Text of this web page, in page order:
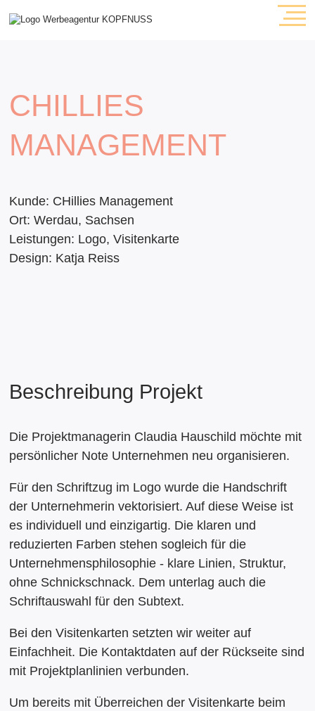
Projekte
Kontakt
CHILLIES
MANAGEMENT
Kunde: CHillies Management
Ort: Werdau, Sachsen
Leistungen: Logo, Visitenkarte
Design: Katja Reiss
Beschreibung Projekt
Die Projektmanagerin Claudia Hauschild möchte mit
persönlicher Note Unternehmen neu organisieren.
Für den Schriftzug im Logo wurde die Handschrift
der Unternehmerin vektorisiert. Auf diese Weise ist
es individuell und einzigartig. Die klaren und
reduzierten Farben stehen sogleich für die
Unternehmensphilosophie - klare Linien, Struktur,
ohne Schnickschnack. Dem unterlag auch die
Schriftauswahl für den Subtext.
Bei den Visitenkarten setzten wir weiter auf
Einfachheit. Die Kontaktdaten auf der Rückseite sind
mit Projektplanlinien verbunden.
Um bereits mit Überreichen der Visitenkarte beim